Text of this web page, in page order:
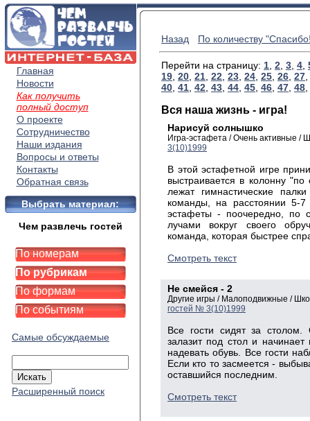
Главная
Новости
Как получить
полный доступ
О проекте
Сотрудничество
Наши издания
Вопросы и ответы
Контакты
Обратная связь
Выбрать материал:
Чем развлечь гостей
По номерам
По рубрикам
По формам
По событиям
Самые обсуждаемые
Расширенный поиск
Назад По количеству
Перейти на страницу: 1 2 3 4
19 20 21 22 23 24 25 26 27
40 41 42 43 44 45 46 47 48
Вся наша жизнь - игра!
Нарисуй солнышко
Игра-эстафета / Очень активные /
3(10)1999
В этой эстафетной игре
выстраивается в колонну
лежат гимнастические
команды, на расстоянии 5-7
эстафеты - поочередно, по
лучами вокруг своего
команда, которая быстрее
Смотреть текст
Не смейся - 2
Другие игры / Малоподвижные /
гостей № 3(10)1999
Все гости сидят за
залазит под стол и
надевать обувь. Все гости
Если кто то засмеется -
оставшийся последним.
Смотреть текст